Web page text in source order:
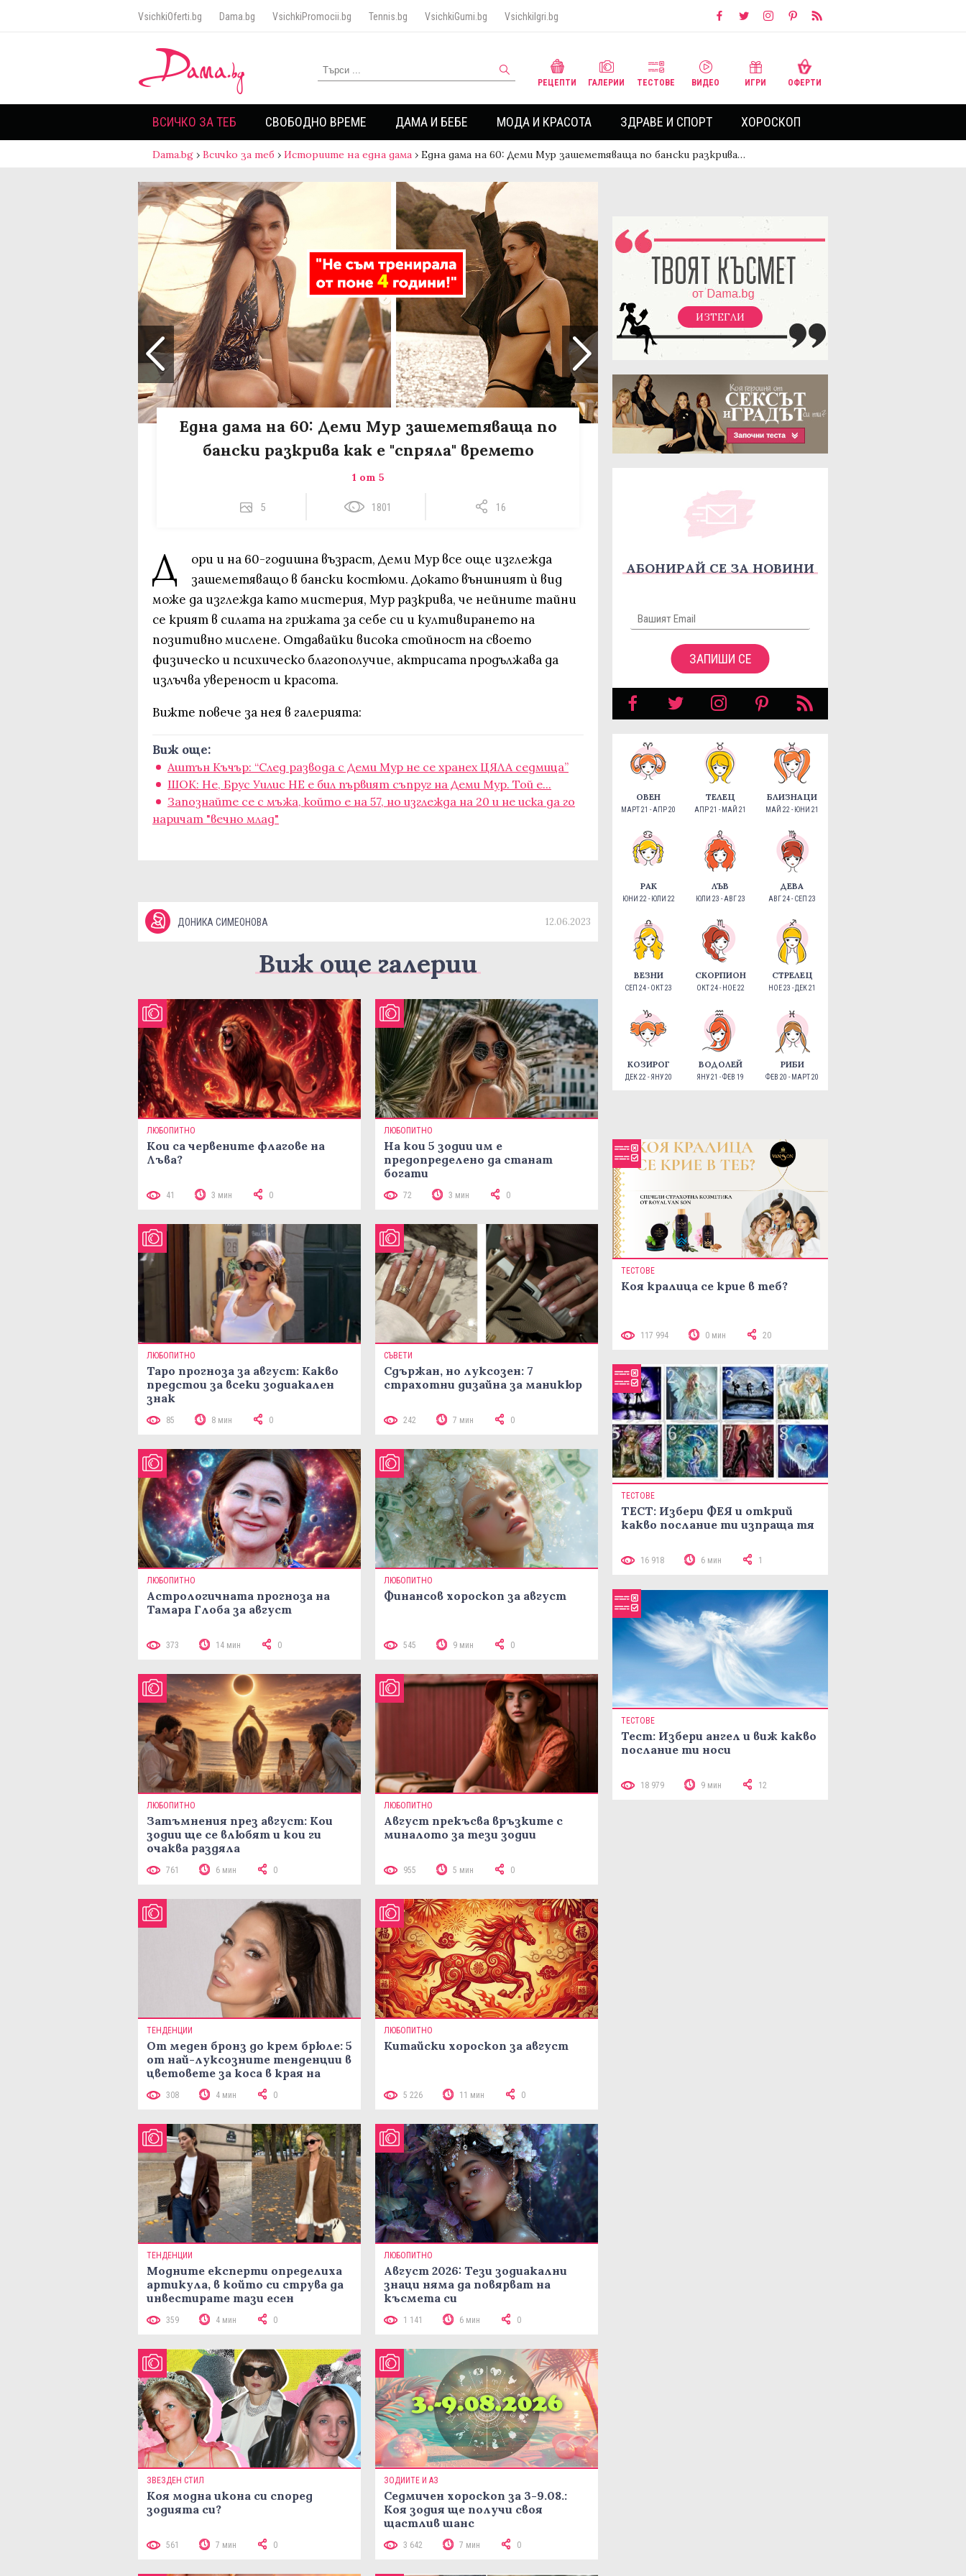
VsichkiOferti.bg Dama.bg VsichkiPromocii.bg Tennis.bg VsichkiGumi.bg VsichkiIgri.bg
РЕЦЕПТИ ГАЛЕРИИ ТЕСТОВЕ ВИДЕО ИГРИ ОФЕРТИ
ВСИЧКО ЗА ТЕБ СВОБОДНО ВРЕМЕ ДАМА И БЕБЕ МОДА И КРАСОТА ЗДРАВЕ И СПОРТ ХОРОСКОП
Dama.bg › Всичко за теб › Историите на една дама › Една дама на 60: Деми Мур зашеметяваща по бански разкрива…
Една дама на 60: Деми Мур зашеметяваща по
бански разкрива как е "спряла" времето
1 от 5
5 1801 16
Д
ори и на 60-годишна възраст, Деми Мур все още изглежда
зашеметяващо в бански костюми. Докато външният ѝ вид
може да изглежда като мистерия, Мур разкрива, че нейните тайни
се крият в силата на грижата за себе си и култивирането на
позитивно мислене. Отдавайки висока стойност на своето
физическо и психическо благополучие, актрисата продължава да
излъчва увереност и красота.
Вижте повече за нея в галерията:
Виж още:
Аштън Къчър: “След развода с Деми Мур не се хранех ЦЯЛА седмица”
ШОК: Не, Брус Уилис НЕ е бил първият съпруг на Деми Мур. Той е...
Запознайте се с мъжа, който е на 57, но изглежда на 20 и не иска да го
наричат "вечно млад"
ДОНИКА СИМЕОНОВА 12.06.2023
Виж още галерии
ЛЮБОПИТНО
Кои са червените флагове на
Лъва?
41 3 мин 0
ЛЮБОПИТНО
На кои 5 зодии им е
предопределено да станат
богати
72 3 мин 0
ЛЮБОПИТНО
Таро прогноза за август: Какво
предстои за всеки зодиакален
знак
85 8 мин 0
СЪВЕТИ
Сдържан, но луксозен: 7
страхотни дизайна за маникюр
242 7 мин 0
ЛЮБОПИТНО
Астрологичната прогноза на
Тамара Глоба за август
373 14 мин 0
ЛЮБОПИТНО
Финансов хороскоп за август
545 9 мин 0
ЛЮБОПИТНО
Затъмнения през август: Кои
зодии ще се влюбят и кои ги
очаква раздяла
761 6 мин 0
ЛЮБОПИТНО
Август прекъсва връзките с
миналото за тези зодии
955 5 мин 0
ТЕНДЕНЦИИ
От меден бронз до крем брюле: 5
от най-луксозните тенденции в
цветовете за коса в края на
308 4 мин 0
ЛЮБОПИТНО
Китайски хороскоп за август
5 226 11 мин 0
ТЕНДЕНЦИИ
Модните експерти определиха
артикула, в който си струва да
инвестирате тази есен
359 4 мин 0
ЛЮБОПИТНО
Август 2026: Тези зодиакални
знаци няма да повярват на
късмета си
1 141 6 мин 0
ЗВЕЗДЕН СТИЛ
Коя модна икона си според
зодията си?
561 7 мин 0
ЗОДИИТЕ И АЗ
Седмичен хороскоп за 3-9.08.:
Коя зодия ще получи своя
щастлив шанс
3 642 7 мин 0
ИЗТЕГЛИ
АБОНИРАЙ СЕ ЗА НОВИНИ
ЗАПИШИ СЕ
ОВЕН
МАРТ 21 - АПР 20
ТЕЛЕЦ
АПР 21 - МАЙ 21
БЛИЗНАЦИ
МАЙ 22 - ЮНИ 21
РАК
ЮНИ 22 - ЮЛИ 22
ЛЪВ
ЮЛИ 23 - АВГ 23
ДЕВА
АВГ 24 - СЕП 23
ВЕЗНИ
СЕП 24 - ОКТ 23
СКОРПИОН
ОКТ 24 - НОЕ 22
СТРЕЛЕЦ
НОЕ 23 - ДЕК 21
КОЗИРОГ
ДЕК 22 - ЯНУ 20
ВОДОЛЕЙ
ЯНУ 21 - ФЕВ 19
РИБИ
ФЕВ 20 - МАРТ 20
ТЕСТОВЕ
Коя кралица се крие в теб?
117 994 0 мин 20
ТЕСТОВЕ
ТЕСТ: Избери ФЕЯ и открий
какво послание ти изпраща тя
16 918 6 мин 1
ТЕСТОВЕ
Тест: Избери ангел и виж какво
послание ти носи
18 979 9 мин 12